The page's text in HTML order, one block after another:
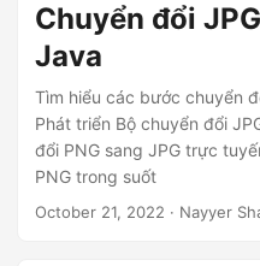
Chuyển đổi
Java
Tìm hiểu các bước chuyển
Phát triển Bộ chuyển đổi
đổi PNG sang JPG trực
PNG trong suốt
October 21, 2022 · Nayyer